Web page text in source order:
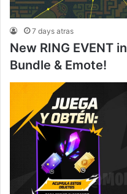
7 days atras
New RING EVENT
Bundle & Emote!